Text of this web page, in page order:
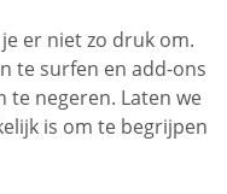
er niet zo druk om.
te surfen en add-ons
te negeren. Laten we
is om te begrijpen